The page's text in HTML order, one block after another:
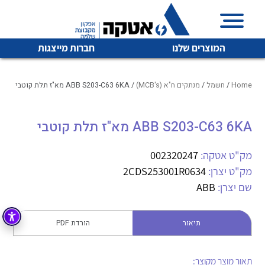
המוצרים שלנו חברות מייצגות
איכות | שרות | זמינות
והפצה של מוצרי
מיתוג, בקרה , ואינסטלציה חשמלית ופעילה ב7 תחומים:
חשמל
רובוטיקה ואוטומציה תעשייתית
לכל מוצרי היצרן
Home
/ חשמל / מנתקים ח"א (MCB's) / ABB S203-C63 6KA מא"ז תלת קוטבי
ABB S203-C63 6KA מא"ז תלת קוטבי
מק"ט אטקה: 002320247
מק"ט יצרן: 2CDS253001R0634
שם יצרן: ABB
תיאור הורדת PDF
תאור מוצר מקוצר: